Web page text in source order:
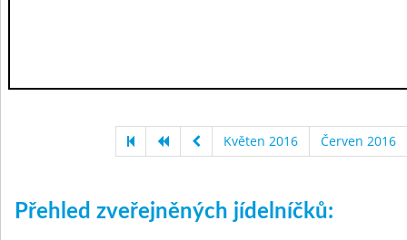
Květen 2016 Červen 2016
Přehled zveřejněných jídelníčků: